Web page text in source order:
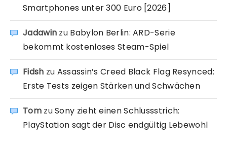
Smartphones unter 300 Euro [2026]
Jadawin zu Babylon Berlin: ARD-Serie
bekommt kostenloses Steam-Spiel
Fidsh zu Assassin’s Creed Black Flag Resynced:
Erste Tests zeigen Stärken und Schwächen
TomzuSony zieht einen Schlussstrich:
PlayStation sagt der Disc endgültig Lebewohl